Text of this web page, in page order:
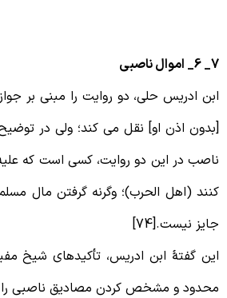
ادریس حلی، دو روایت را مبنی بر جواز
اذن او] نقل می کند؛ ولی در توضیح
در این دو روایت، کسی است که
(اهل الحرب)؛ وگرنه گرفتن مال
نیست.[74]
گفتۀ ابن ادریس، تأکیدهای شیخ
و مشخص کردن مصادیق ناصبی را به